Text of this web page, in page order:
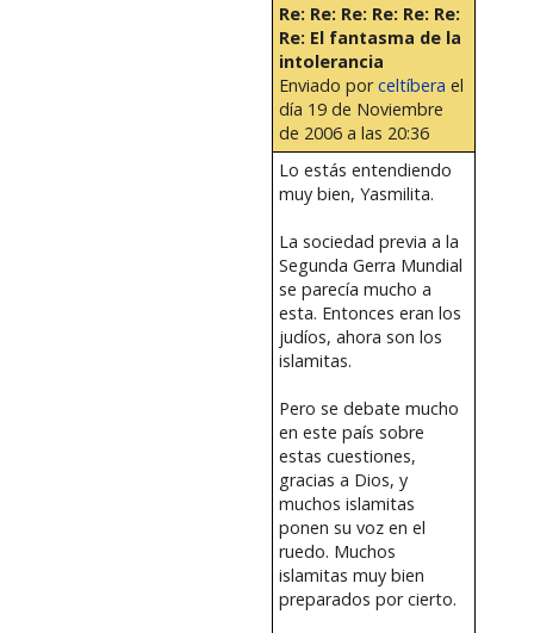
Re: Re: Re: Re: Re: Re:
Re: El fantasma de la
intolerancia
Enviado porceltíbera el
día 19 de Noviembre
de 2006 a las 20:36
Lo estás entendiendo
muy bien, Yasmilita.
La sociedad previa a la
Segunda Gerra Mundial
se parecía mucho a
esta. Entonces eran los
judíos, ahora son los
islamitas.
Pero se debate mucho
en este país sobre
estas cuestiones,
gracias a Dios, y
muchos islamitas
ponen su voz en el
ruedo. Muchos
islamitas muy bien
preparados por cierto.